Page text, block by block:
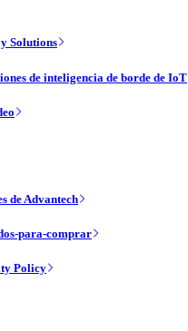
Solutions
de inteligencia de borde de IoT
de Advantech
para-comprar
Policy